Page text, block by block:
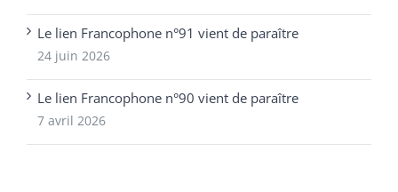
Le lien Francophone n°91 vient de paraître
24 juin 2026
Le lien Francophone n°90 vient de paraître
7 avril 2026